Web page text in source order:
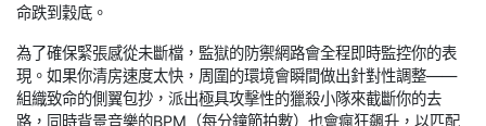
命跌到穀底。
為了確保緊張感從未斷檔，監獄的防禦網路會全程即時監控你的表
現。如果你清房速度太快，周圍的環境會瞬間做出針對性調整——
組織致命的側翼包抄，派出極具攻擊性的獵殺小隊來截斷你的去
路，同時背景音樂的BPM（每分鐘節拍數）也會瘋狂飆升，以匹配